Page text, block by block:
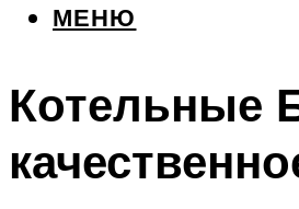
МЕНЮ
Котельные